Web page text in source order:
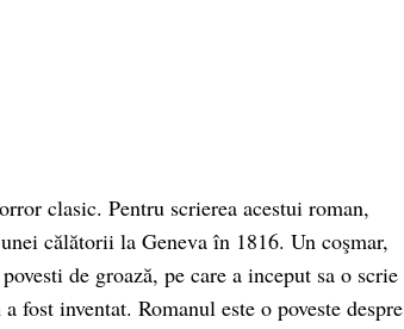
clasic. Pentru scrierea acestui roman,
călătorii la Geneva în 1816. Un coşmar,
de groază, pe care a inceput sa o scrie
fost inventat. Romanul este o poveste despre